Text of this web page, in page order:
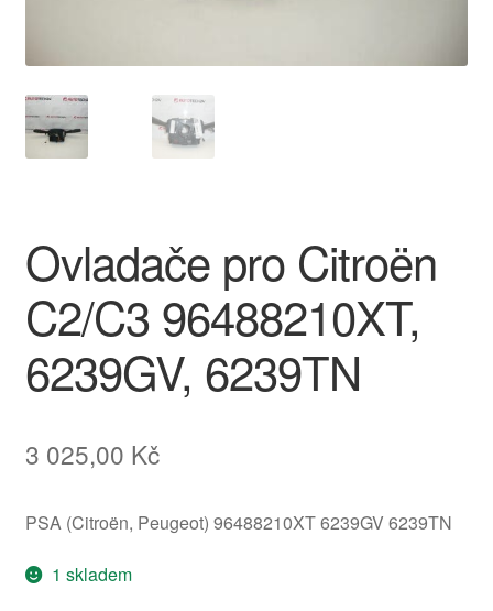
Ochrana osobních údajů
Reklamace
Ovladače pro Citroën
C2/C3 96488210XT,
6239GV, 6239TN
3 025,00 Kč
PSA (Citroën, Peugeot) 96488210XT 6239GV 6239TN
1 skladem